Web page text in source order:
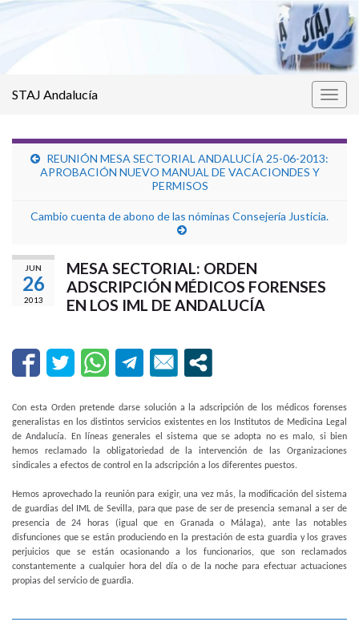
STAJ Andalucía
REUNIÓN MESA SECTORIAL ANDALUCÍA 25-06-2013:
APROBACIÓN NUEVO MANUAL DE VACACIONDES Y
PERMISOS
Cambio cuenta de abono de las nóminas Consejería Justicia.
JUN
26
2013
MESA SECTORIAL: ORDEN
ADSCRIPCIÓN MÉDICOS FORENSES
EN LOS IML DE ANDALUCÍA
Con esta Orden pretende darse solución a la adscripción de los médicos forenses
generalistas en los distintos servicios existentes en los Institutos de Medicina Legal
de Andalucía. En líneas generales el sistema que se adopta no es malo, si bien
hemos reclamado la obligatoriedad de la intervención de las Organizaciones
sindicales a efectos de control en la adscripción a los diferentes puestos.
Hemos aprovechado la reunión para exigir, una vez más, la modificación del sistema
de guardias del IML de Sevilla, para que pase de ser de presencia semanal a ser de
presencia de 24 horas (igual que en Granada o Málaga), ante las notables
disfunciones que se están produciendo en la prestación de esta guardia y los graves
perjuicios que se están ocasionando a los funcionarios, que son reclamados
constantemente a cualquier hora del día o de la noche para efectuar actuaciones
propias del servicio de guardia.